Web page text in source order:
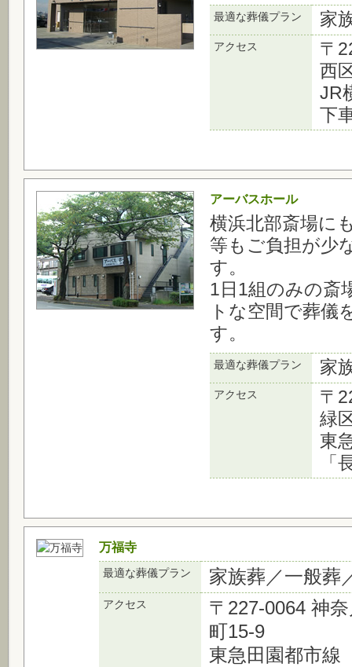
最適な葬儀プラン 家
アクセス
〒
西
JR
下
アーバスホール
横浜北部斎場に
等もご負担が少
す。
1日1組のみの斎
トな空間で葬儀
す。
最適な葬儀プラン 家
アクセス
〒
緑
東
「
万福寺
最適な葬儀プラン 家族葬／一般葬
アクセス
〒227-0064 神
町15-9
東急田園都市